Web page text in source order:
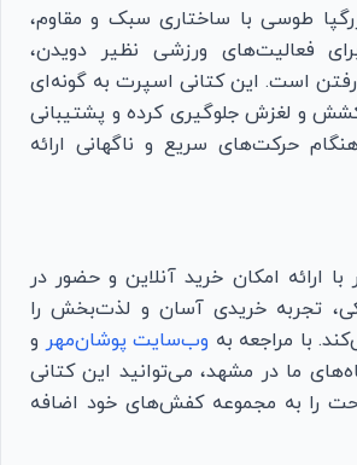
طوسی با ساختاری سبک و مقاوم،
فعالیت‌های ورزشی نظیر دویدن،
رفتن است. این کتانی اسپرت به گونه‌ای
و لغزش جلوگیری کرده و پشتیبانی
حرکت‌های سریع و ناگهانی ارائه
ارائه امکان خرید آنلاین و حضور در
تجربه خریدی آسان و لذت‌بخش را
با مراجعه به وب‌سایت پوشان‌مهر و
ما در مشهد، می‌توانید این کتانی
را به مجموعه کفش‌های خود اضافه